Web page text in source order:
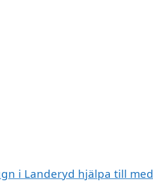
i Landeryd hjälpa till